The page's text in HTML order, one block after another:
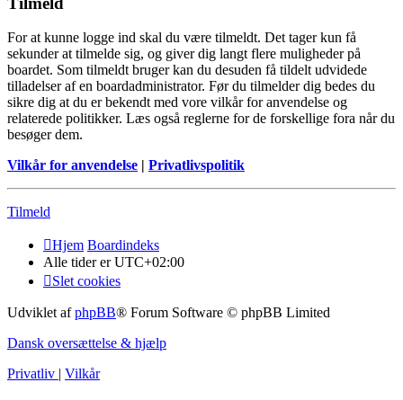
For at kunne logge ind skal du være tilmeldt. Det tager kun få
sekunder at tilmelde sig, og giver dig langt flere muligheder på
boardet. Som tilmeldt bruger kan du desuden få tildelt udvidede
tilladelser af en boardadministrator. Før du tilmelder dig bedes du
sikre dig at du er bekendt med vore vilkår for anvendelse og
relaterede politikker. Læs også reglerne for de forskellige fora når du
besøger dem.
Vilkår for anvendelse | Privatlivspolitik
Tilmeld
Hjem Boardindeks
Alle tider erUTC+02:00
Slet cookies
Udviklet afphpBB® Forum Software © phpBB Limited
Dansk oversættelse & hjælp
Privatliv | Vilkår